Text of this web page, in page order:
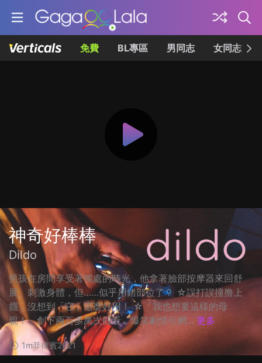
免費 BL專區 男同志 女同志
神奇好棒棒
Dildo
男孩在房間享受著獨處的時光，他拿著臉部按摩器來回舒
展、刺激身體，但……似乎用錯部位了？ ☆誤打誤撞撸上
癮，沒想到「它」這麼好用！ ☆「我也想要這樣的母
親！」創下兩百多萬次觀看，爆笑劇情引網... 更多
1m菲律賓2021